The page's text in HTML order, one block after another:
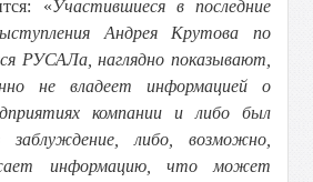
«Участившиеся в последние
Андрея Крутова по
РУСАЛа, наглядно показывают,
не владеет информацией о
компании и либо был
либо, возможно,
информацию, что может